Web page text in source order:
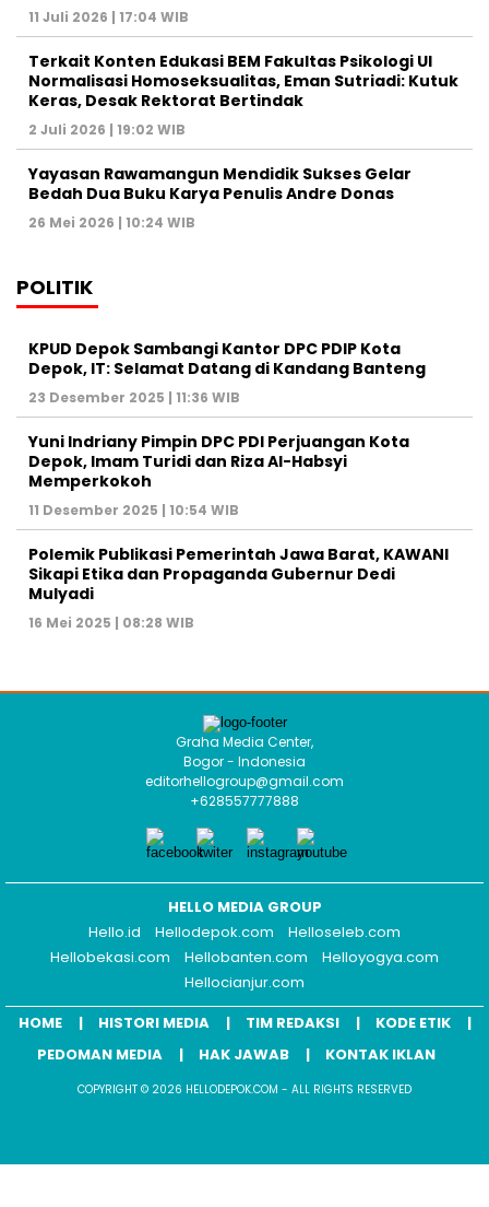
11 Juli 2026 | 17:04 WIB
Terkait Konten Edukasi BEM Fakultas Psikologi UI
Normalisasi Homoseksualitas, Eman Sutriadi: Kutuk
Keras, Desak Rektorat Bertindak
2 Juli 2026 | 19:02 WIB
Yayasan Rawamangun Mendidik Sukses Gelar
Bedah Dua Buku Karya Penulis Andre Donas
26 Mei 2026 | 10:24 WIB
POLITIK
KPUD Depok Sambangi Kantor DPC PDIP Kota
Depok, IT: Selamat Datang di Kandang Banteng
23 Desember 2025 | 11:36 WIB
Yuni Indriany Pimpin DPC PDI Perjuangan Kota
Depok, Imam Turidi dan Riza Al-Habsyi
Memperkokoh
11 Desember 2025 | 10:54 WIB
Polemik Publikasi Pemerintah Jawa Barat, KAWANI
Sikapi Etika dan Propaganda Gubernur Dedi
Mulyadi
16 Mei 2025 | 08:28 WIB
Graha Media Center,
Bogor - Indonesia
editorhellogroup@gmail.com
+628557777888
HELLO MEDIA GROUP
Hello.id
Hellodepok.com
Helloseleb.com
Hellobekasi.com
Hellobanten.com
Helloyogya.com
Hellocianjur.com
HOME
HISTORI MEDIA TIM REDAKSI
KODE ETIK
PEDOMAN MEDIA
HAK JAWAB KONTAK IKLAN
COPYRIGHT © 2026 HELLODEPOK.COM - ALL RIGHTS RESERVED